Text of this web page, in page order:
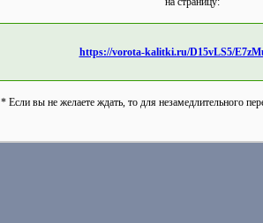
https://vorota-kalitki.ru/D15vLS5/
* Если вы не желаете ждать, то для незамедлительного